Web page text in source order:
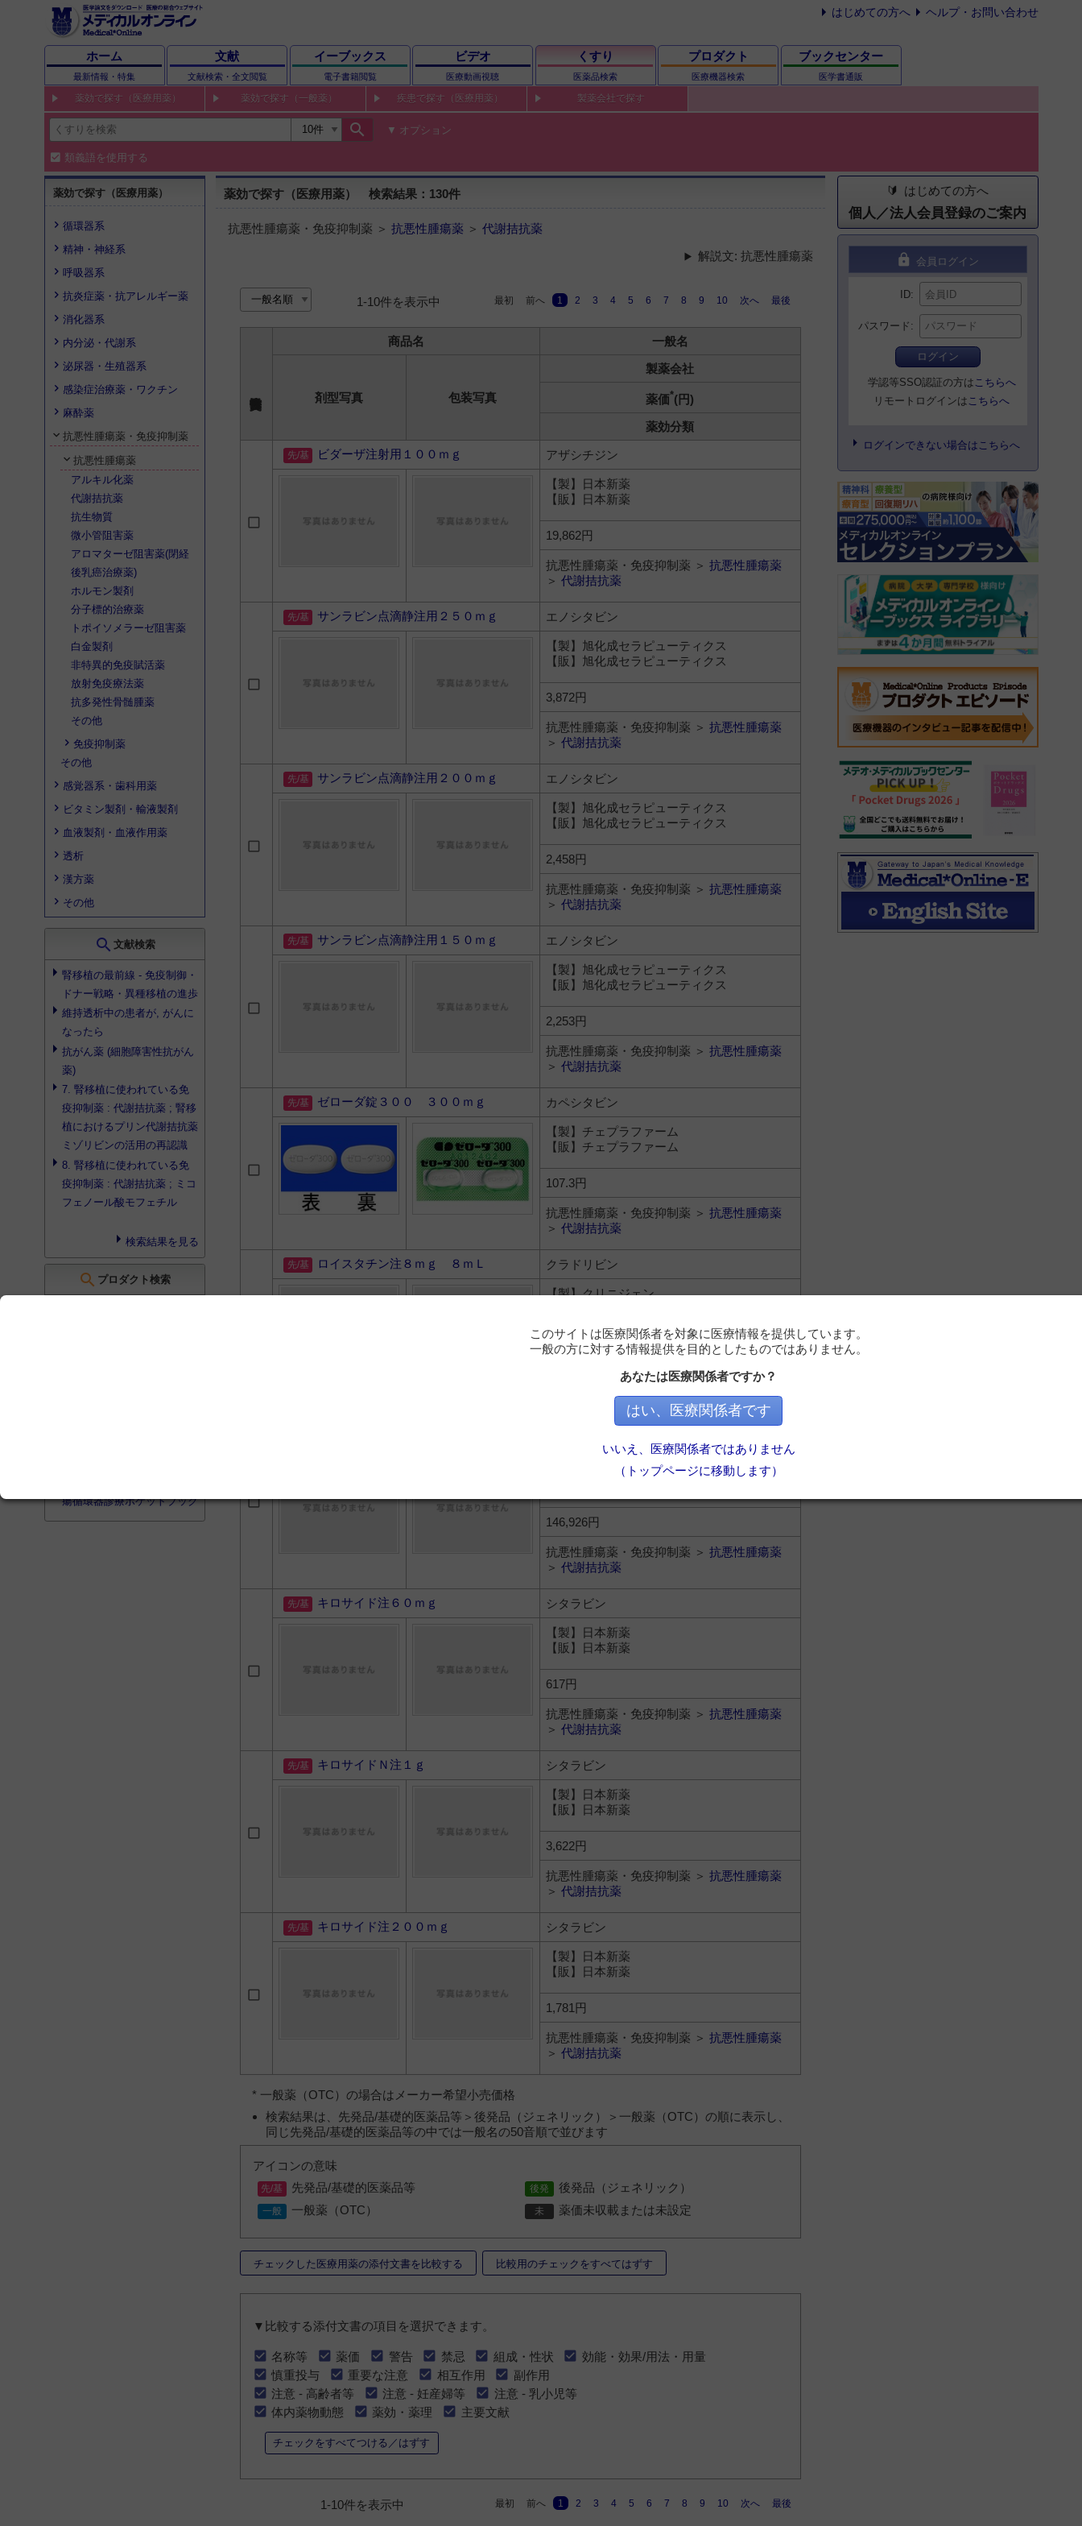
はじめての方へ ヘルプ・お問い合わせ
ホーム
最新情報・特集
文献
文献検索・全文閲覧
イーブックス
電子書籍閲覧
ビデオ
医療動画視聴
くすり
医薬品検索
プロダクト
医療機器検索
ブックセンター
医学書通販
薬効で探す（医療用薬） 薬効で探す（一般薬） 疾患で探す（医療用薬） 製薬会社で探す
search オプション
類義語を使用する
薬効で探す（医療用薬）
循環器系
精神・神経系
呼吸器系
抗炎症薬・抗アレルギー薬
消化器系
内分泌・代謝系
泌尿器・生殖器系
感染症治療薬・ワクチン
麻酔薬
抗悪性腫瘍薬・免疫抑制薬
抗悪性腫瘍薬
アルキル化薬
代謝拮抗薬
抗生物質
微小管阻害薬
アロマターゼ阻害薬(閉経
後乳癌治療薬)
ホルモン製剤
分子標的治療薬
トポイソメラーゼ阻害薬
白金製剤
非特異的免疫賦活薬
放射免疫療法薬
抗多発性骨髄腫薬
その他
免疫抑制薬
その他
感覚器系・歯科用薬
ビタミン製剤・輸液製剤
血液製剤・血液作用薬
透析
漢方薬
その他
search 文献検索
腎移植の最前線 - 免疫制御・
ドナー戦略・異種移植の進歩
維持透析中の患者が, がんに
なったら
抗がん薬 (細胞障害性抗がん
薬)
7. 腎移植に使われている免
疫抑制薬 : 代謝拮抗薬 ; 腎移
植におけるプリン代謝拮抗薬
ミゾリビンの活用の再認識
8. 腎移植に使われている免
疫抑制薬 : 代謝拮抗薬 ; ミコ
フェノール酸モフェチル
検索結果を見る
search プロダクト検索
瘍循環器診療ポケットブック
薬効で探す（医療用薬） 検索結果：130件
抗悪性腫瘍薬・免疫抑制薬 ＞ 抗悪性腫瘍薬 ＞ 代謝拮抗薬
解説文: 抗悪性腫瘍薬
1-10件を表示中 最初 前へ 1 2 3 4 5 6 7 8 9 10 次へ 最後
商品名 一般名
剤型写真 包装写真
製薬会社
薬価*(円)
薬効分類
ビダーザ注射用１００ｍｇ
アザシチジン
【製】日本新薬
【販】日本新薬
19,862円
抗悪性腫瘍薬・免疫抑制薬 ＞ 抗悪性腫瘍薬
＞ 代謝拮抗薬
サンラビン点滴静注用２５０ｍｇ エノシタビン
【製】旭化成セラピューティクス
【販】旭化成セラピューティクス
3,872円
抗悪性腫瘍薬・免疫抑制薬 ＞ 抗悪性腫瘍薬
＞ 代謝拮抗薬
サンラビン点滴静注用２００ｍｇ エノシタビン
【製】旭化成セラピューティクス
【販】旭化成セラピューティクス
2,458円
抗悪性腫瘍薬・免疫抑制薬 ＞ 抗悪性腫瘍薬
＞ 代謝拮抗薬
サンラビン点滴静注用１５０ｍｇ エノシタビン
【製】旭化成セラピューティクス
【販】旭化成セラピューティクス
2,253円
抗悪性腫瘍薬・免疫抑制薬 ＞ 抗悪性腫瘍薬
＞ 代謝拮抗薬
ゼローダ錠３００ ３００ｍｇ カペシタビン
【製】チェプラファーム
【販】チェプラファーム
107.3円
抗悪性腫瘍薬・免疫抑制薬 ＞ 抗悪性腫瘍薬
＞ 代謝拮抗薬
ロイスタチン注８ｍｇ ８ｍＬ クラドリビン
【製】クリニジェン
68,692円
抗悪性腫瘍薬・免疫抑制薬 ＞抗悪性腫瘍薬
【製】サノフィ
146,926円
抗悪性腫瘍薬・免疫抑制薬 ＞ 抗悪性腫瘍薬
＞ 代謝拮抗薬
キロサイド注６０ｍｇ シタラビン
【製】日本新薬
【販】日本新薬
617円
抗悪性腫瘍薬・免疫抑制薬 ＞ 抗悪性腫瘍薬
＞ 代謝拮抗薬
キロサイドＮ注１ｇ シタラビン
【製】日本新薬
【販】日本新薬
3,622円
抗悪性腫瘍薬・免疫抑制薬 ＞ 抗悪性腫瘍薬
＞ 代謝拮抗薬
キロサイド注２００ｍｇ シタラビン
【製】日本新薬
【販】日本新薬
1,781円
抗悪性腫瘍薬・免疫抑制薬 ＞ 抗悪性腫瘍薬
＞ 代謝拮抗薬
* 一般薬（OTC）の場合はメーカー希望小売価格
検索結果は、先発品/基礎的医薬品等＞後発品（ジェネリック）＞一般薬（OTC）の順に表示し、
同じ先発品/基礎的医薬品等の中では一般名の50音順で並びます
アイコンの意味
先発品/基礎的医薬品等
後発品（ジェネリック）
一般薬（OTC）
薬価未収載または未設定
チェックした医療用薬の添付文書を比較する 比較用のチェックをすべてはずす
▼比較する添付文書の項目を選択できます。
名称等 薬価 警告 禁忌 組成・性状
効能・効果/用法・用量
慎重投与
重要な注意 相互作用
副作用
注意 - 高齢者等
注意 - 妊産婦等
注意 - 乳小児等
体内薬物動態
薬効・薬理 主要文献
チェックをすべてつける／はずす
1-10件を表示中 最初 前へ 1 2 3 4 5 6 7 8 9 10 次へ 最後
はじめての方へ
個人／法人会員登録のご案内
lock 会員ログイン
ID
パスワード
ログイン
学認等SSO認証の方は こちらへ
リモートログインは こちらへ
ログインできない場合はこちらへ
このサイトは医療関係者を対象に医療情報を提供しています。
一般の方に対する情報提供を目的としたものではありません。
あなたは医療関係者ですか？
はい、医療関係者です
いいえ、医療関係者ではありません
（トップページに移動します）